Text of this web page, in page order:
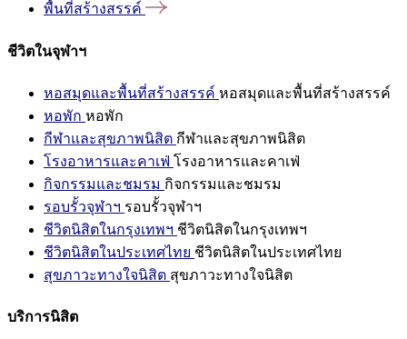
พื้นที่สร้างสรรค์
ชีวิตในจุฬาฯ
หอสมุดและพื้นที่สร้างสรรค์ หอสมุดและพื้นที่สร้างสรรค์
หอพัก หอพัก
กีฬาและสุขภาพนิสิต กีฬาและสุขภาพนิสิต
โรงอาหารและคาเฟ่ โรงอาหารและคาเฟ่
กิจกรรมและชมรม กิจกรรมและชมรม
รอบรั้วจุฬาฯ รอบรั้วจุฬาฯ
ชีวิตนิสิตในกรุงเทพฯ ชีวิตนิสิตในกรุงเทพฯ
ชีวิตนิสิตในประเทศไทย ชีวิตนิสิตในประเทศไทย
สุขภาวะทางใจนิสิต สุขภาวะทางใจนิสิต
บริการนิสิต